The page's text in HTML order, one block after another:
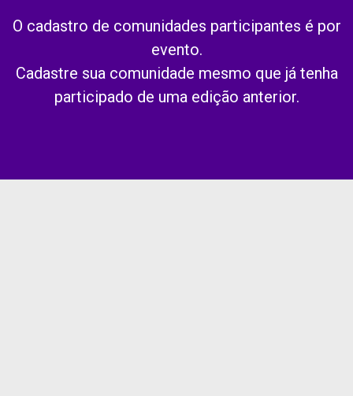
O cadastro de comunidades participantes é por
evento.
Cadastre sua comunidade mesmo que já tenha
participado de uma edição anterior.